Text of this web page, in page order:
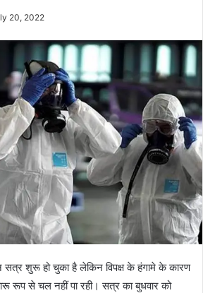
20, 2022
शुरू हो चुका है लेकिन विपक्ष के हंगामे के कारण
रूप से चल नहीं पा रही। सत्र का बुधवार को